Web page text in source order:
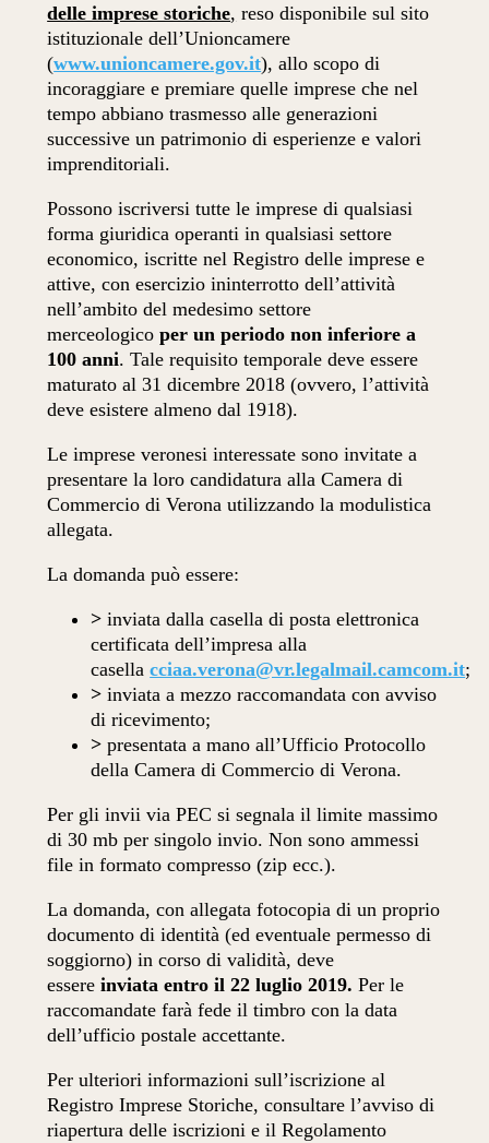
delle imprese storiche, reso disponibile sul sito
istituzionale dell’Unioncamere
(www.unioncamere.gov.it), allo scopo di
incoraggiare e premiare quelle imprese che nel
tempo abbiano trasmesso alle generazioni
successive un patrimonio di esperienze e valori
imprenditoriali.
Possono iscriversi tutte le imprese di qualsiasi
forma giuridica operanti in qualsiasi settore
economico, iscritte nel Registro delle imprese e
attive, con esercizio ininterrotto dell’attività
nell’ambito del medesimo settore
merceologicoper un periodo non inferiore a
100 anni. Tale requisito temporale deve essere
maturato al 31 dicembre 2018 (ovvero, l’attività
deve esistere almeno dal 1918).
Le imprese veronesi interessate sono invitate a
presentare la loro candidatura alla Camera di
Commercio di Verona utilizzando la modulistica
allegata.
La domanda può essere:
>inviata dalla casella di posta elettronica
certificata dell’impresa alla
casellacciaa.verona@vr.legalmail.camcom.it;
>inviata a mezzo raccomandata con avviso
di ricevimento;
>presentata a mano all’Ufficio Protocollo
della Camera di Commercio di Verona.
Per gli invii via PEC si segnala il limite massimo
di 30 mb per singolo invio. Non sono ammessi
file in formato compresso (zip ecc.).
La domanda, con allegata fotocopia di un proprio
documento di identità (ed eventuale permesso di
soggiorno) in corso di validità, deve
essereinviata entro il22 luglio 2019. Per le
raccomandate farà fede il timbro con la data
dell’ufficio postale accettante.
Per ulteriori informazioni sull’iscrizione al
Registro Imprese Storiche, consultare l’avviso di
riapertura delle iscrizioni e il Regolamento